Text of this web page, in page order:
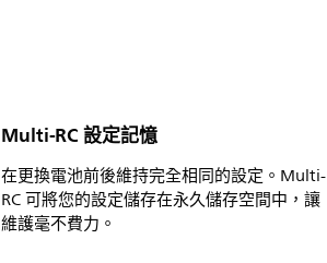
Multi-RC 設定記憶
在更換電池前後維持完全相同的設定。Multi-
RC 可將您的設定儲存在永久儲存空間中，讓
維護毫不費力。